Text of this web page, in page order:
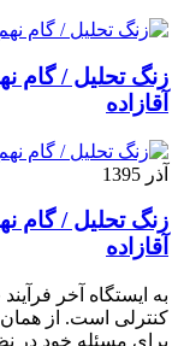
زنگ تحلیل / گام
آقازاده
آذر 1395
زنگ تحلیل / گام
آقازاده
به ایستگاه آخر
کنترلی است. از همان
برای مسئله خود در